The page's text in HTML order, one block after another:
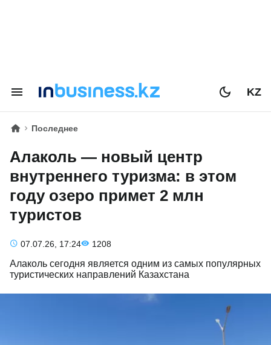
KZ
Последнее
Алаколь — новый центр
внутреннего туризма: в этом
году озеро примет 2 млн
туристов
07.07.26, 17:24 1208
Алаколь сегодня является одним из самых популярных
туристических направлений Казахстана